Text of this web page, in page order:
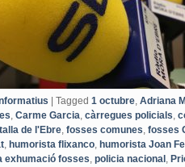
Tagged 1 octubre, Adriana
, Carme Garcia, càrregues policials,
de l'Ebre, fosses comunes, fosses
, humorista flixanco, humorista Joan
exhumació fosses, policia nacional ,